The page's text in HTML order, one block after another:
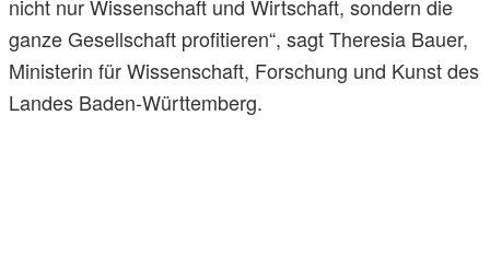
nicht nur Wissenschaft und Wirtschaft, sondern die
ganze Gesellschaft profitieren“, sagt Theresia Bauer,
Ministerin für Wissenschaft, Forschung und Kunst des
Landes Baden-Württemberg.